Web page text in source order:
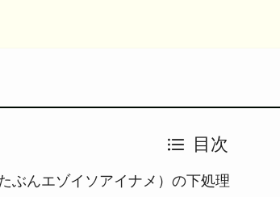
目次
ぶんエゾイソアイナメ）の下処理